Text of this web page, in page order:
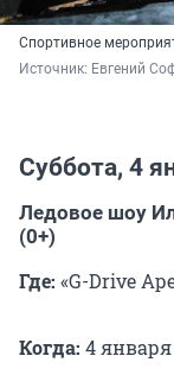
Спортивное
Источник: Евгений
Суббота, 4
Ледовое шоу
(0+)
Где: «G-Drive
Когда: 4 января